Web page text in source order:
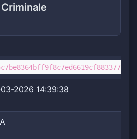
2026 14:39:38